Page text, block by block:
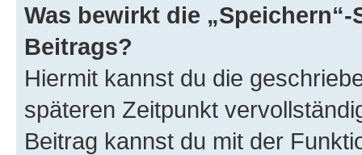
Was bewirkt die
Beitrags?
Hiermit kannst du die
späteren Zeitpunkt
Beitrag kannst du mit der